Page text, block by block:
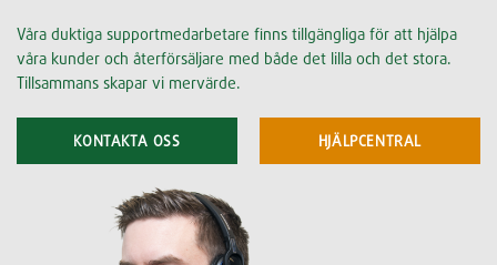
Våra duktiga supportmedarbetare finns tillgängliga för att hjälpa
våra kunder och återförsäljare med både det lilla och det stora.
Tillsammans skapar vi mervärde.
KONTAKTA OSS HJÄLPCENTRAL